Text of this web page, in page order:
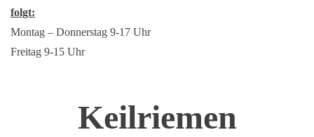
folgt:
Montag – Donnerstag 9-17 Uhr
Freitag 9-15 Uhr
Keilriemen